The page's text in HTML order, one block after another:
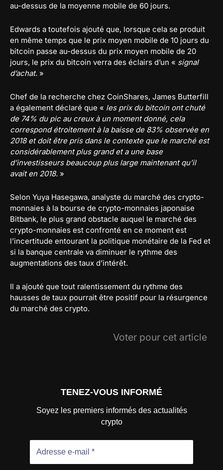
au-dessus de la moyenne mobile de 60 jours.
Edwards a toutefois ajouté que, lorsque cela se produit
en même temps que le prix moyen mobile de 10 jours du
bitcoin passe au-dessus du prix moyen mobile de 20
jours, le prix du bitcoin verra des éclairs d’un « signal
d’achat. »
Chef de la recherche chez CoinShares, James Butterfill
a également déclaré que « les prix du bitcoin ont chuté
de 74% du pic au creux à un moment donné, cela
correspond étroitement à la baisse de 83% observée en
2018 et doit être pris dans le contexte que le marché est
considérablement plus grand et a une base
d’investisseurs beaucoup plus large maintenant qu’il
avait en 2018. »
Selon Yuya Hasegawa, analyste du marché des crypto-
monnaies à la bourse de crypto-monnaies japonaise
Bitbank, le plus grand obstacle auquel le marché des
crypto-monnaies est confronté en ce moment est
l’incertitude entourant la politique monétaire de la Fed et
si la banque centrale va diminuer le rythme des
augmentations des taux d’intérêt.
Il a ajouté que tout ralentissement du rythme des
hausses de taux pourrait être positif pour la résurgence
du marché des crypto.
Voter pour cet article
TENEZ-VOUS INFORMÉ
Soyez les premiers informés des actualités
crypto